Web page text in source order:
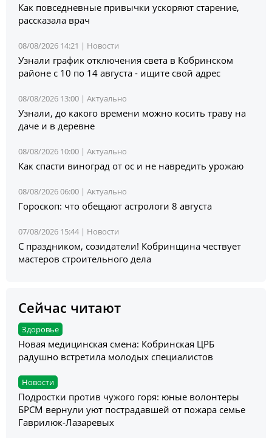
Как повседневные привычки ускоряют старение,
рассказала врач
08/08/2026 14:21 | Новости
Узнали график отключения света в Кобринском
районе с 10 по 14 августа - ищите свой адрес
08/08/2026 13:00 | Актуально
Узнали, до какого времени можно косить траву на
даче и в деревне
08/08/2026 10:00 | Актуально
Как спасти виноград от ос и не навредить урожаю
08/08/2026 06:00 | Актуально
Гороскоп: что обещают астрологи 8 августа
07/08/2026 15:44 | Новости
С праздником, созидатели! Кобринщина чествует
мастеров строительного дела
Сейчас читают
Здоровье
Новая медицинская смена: Кобринская ЦРБ
радушно встретила молодых специалистов
Новости
Подростки против чужого горя: юные волонтеры
БРСМ вернули уют пострадавшей от пожара семье
Гаврилюк-Лазаревых